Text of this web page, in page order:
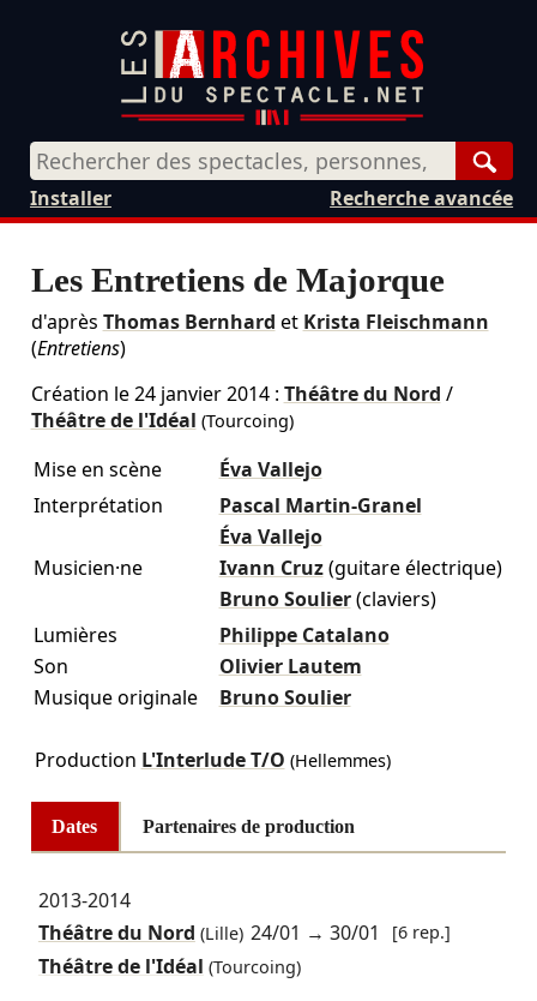
Recherche avancée
Installer
Les Entretiens de Majorque
d'après Thomas Bernhard et Krista Fleischmann
(Entretiens)
Création le24 janvier 2014: Théâtre du Nord /
Théâtre de l'Idéal (Tourcoing)
Mise en scène
Éva Vallejo
Interprétation
Pascal Martin-Granel
Éva Vallejo
Musicien·ne
Ivann Cruz (guitare électrique)
Bruno Soulier (claviers)
Lumières
Philippe Catalano
Son
Olivier Lautem
Musique originale
Bruno Soulier
Production L'Interlude T/O (Hellemmes)
Dates Partenaires de production
2013-2014
Théâtre du Nord (Lille) 24/01 →30/01 [6 rep.]
Théâtre de l'Idéal (Tourcoing)